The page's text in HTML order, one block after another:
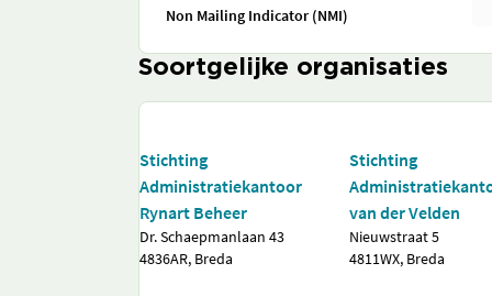
Non Mailing Indicator (NMI)
Soortgelijke organisaties
Stichting
Administratiekantoor
Rynart Beheer
Dr. Schaepmanlaan 43
4836AR, Breda
Stichting
van der Velden
Nieuwstraat 5
4811WX, Breda